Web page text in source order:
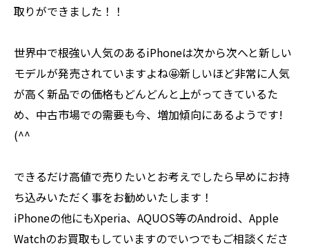
取りができました！！
世界中で根強い人気のあるiPhoneは次から次へと新しい
モデルが発売されていますよね🤩新しいほど非常に人気
が高く新品での価格もどんどんと上がってきているた
め、中古市場での需要も今、増加傾向にあるようです!
(^^
できるだけ高値で売りたいとお考えでしたら早めにお持
ち込みいただく事をお勧めいたします！
iPhoneの他にもXperia、AQUOS等のAndroid、Apple
Watchのお買取もしていますのでいつでもご相談くださ